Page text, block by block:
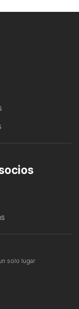
solo lugar